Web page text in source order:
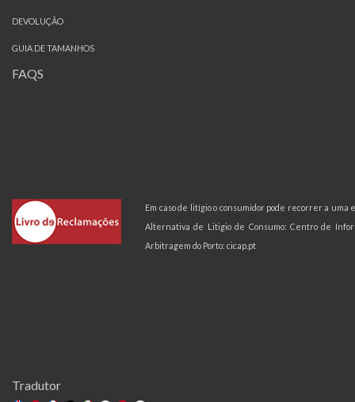
DEVOLUÇÃO
GUIA DE TAMANHOS
FAQS
Em caso de litígio o consumidor pode recorrer a uma
Alternativa de Litigio de Consumo: Centro de
Arbitragem do Porto: cicap.pt
Tradutor